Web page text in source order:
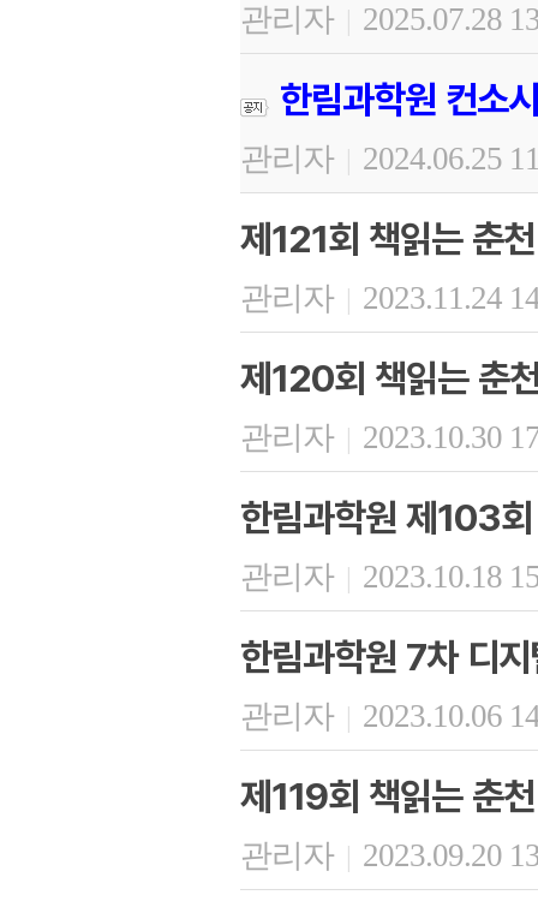
관리자 | 2025.07.28
한림과학원 컨소
관리자 | 2024.06.25
제121회 책읽는 춘천
관리자 | 2023.11.24
제120회 책읽는 춘
관리자 | 2023.10.30
한림과학원 제103
관리자 | 2023.10.18
한림과학원 7차 디
관리자 | 2023.10.06
제119회 책읽는 춘천
관리자 | 2023.09.20